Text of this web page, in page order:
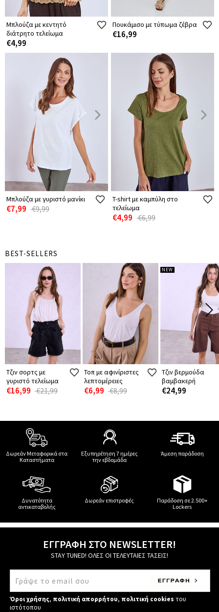
Μπλούζα με κεντητό
διάτρητο τελείωμα
€4,99
Πουκάμισο με τύπωμα ζέβρα
€16,99
Μπλούζα με γυριστό μανίκι
€7,99 €9,99
T-shirt με καμπύλη στο
τελείωμα
€4,99 €6,99
BEST-SELLERS
Τζιν σορτς με
γυριστό τελείωμα
€16,99 €21,99
Τοπ με αφινίριστες
λεπτομέρειες
€6,99 €8,99
NEW
Τζιν βερμούδα
βαμβακερή
€24,99
Δωρεάν Μεταφορικά στα
Καταστήματα
Εξυπηρέτηση 7 ημέρες
την εβδομάδα
Άμεση παράδοση
Δυνατότητα
αντικαταβολής
Δωρεάν επιστροφές
Παράδοση σε 2.500+
Lockers
ΕΓΓΡΑΦΗ ΣΤΟ NEWSLETTER!
STAY TUNED! ΟΛΕΣ ΟΙ ΤΕΛΕΥΤΑΙΕΣ ΤΑΣΕΙΣ!
Όροι χρήσης, πολιτική απορρήτου, πολιτική cookies του
ιστότοπου